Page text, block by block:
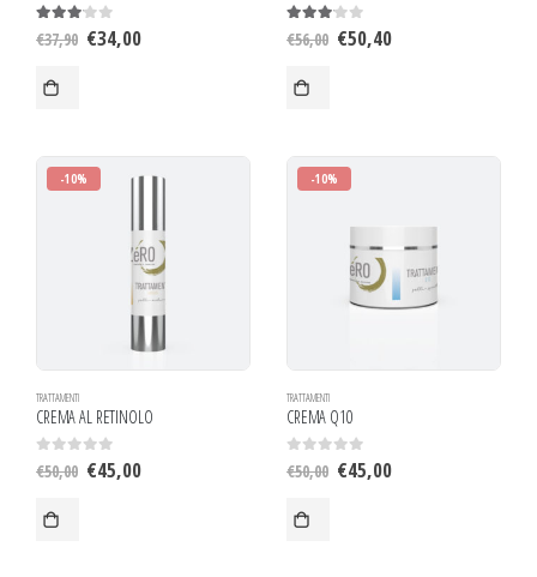
3.00out of 5
€37,90 €34,00 3.00out of 5
€56,00 €50,40
-10%
TRATTAMENTI
CREMA AL RETINOLO
out of 5
€50,00 €45,00
-10%
TRATTAMENTI
CREMA Q10
out of 5
€50,00 €45,00